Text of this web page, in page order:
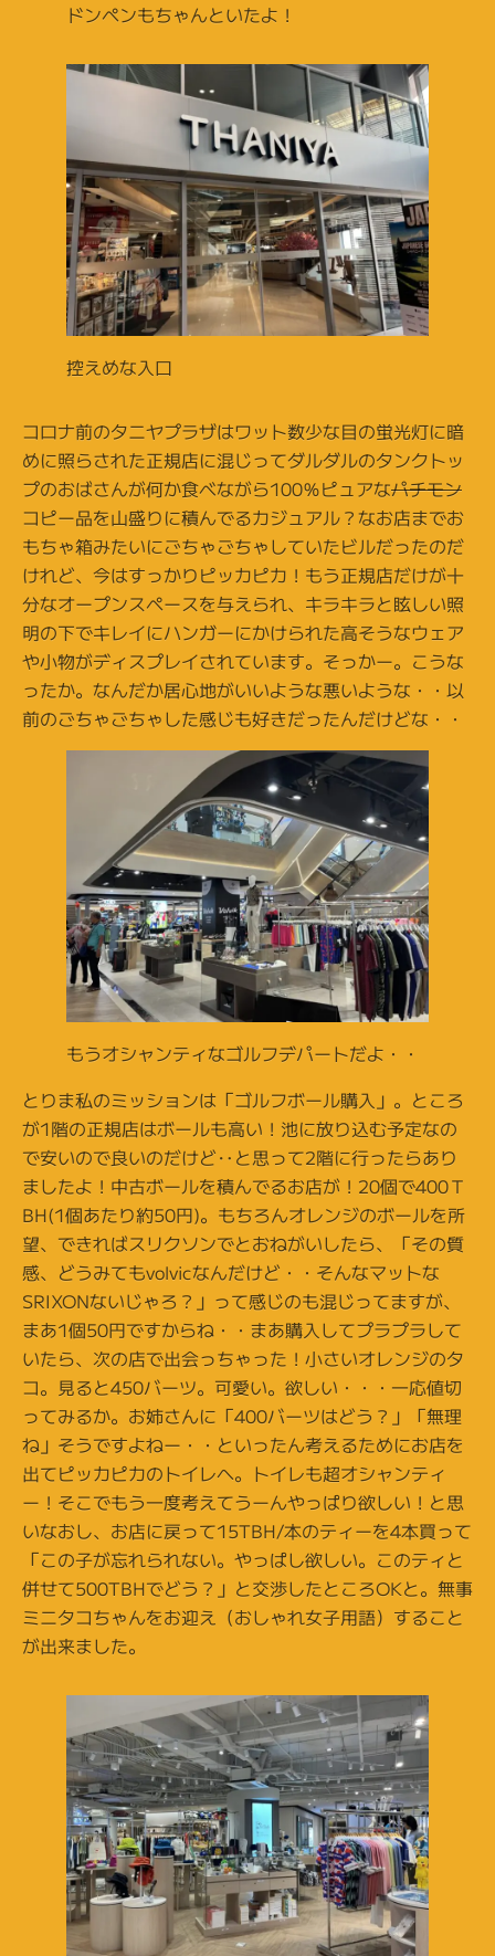
ドンペンもちゃんといたよ！
控えめな入口
コロナ前のタニヤプラザはワット数少な目の蛍光灯に暗
めに照らされた正規店に混じってダルダルのタンクトッ
プのおばさんが何か食べながら100％ピュアなパチモン
コピー品を山盛りに積んでるカジュアル？なお店までお
もちゃ箱みたいにごちゃごちゃしていたビルだったのだ
けれど、今はすっかりピッカピカ！もう正規店だけが十
分なオープンスペースを与えられ、キラキラと眩しい照
明の下でキレイにハンガーにかけられた高そうなウェア
や小物がディスプレイされています。そっかー。こうな
ったか。なんだか居心地がいいような悪いような・・以
前のごちゃごちゃした感じも好きだったんだけどな・・
もうオシャンティなゴルフデパートだよ・・
とりま私のミッションは「ゴルフボール購入」。ところ
が1階の正規店はボールも高い！池に放り込む予定なの
で安いので良いのだけど‥と思って2階に行ったらあり
ましたよ！中古ボールを積んでるお店が！20個で400Ｔ
BH(1個あたり約50円)。もちろんオレンジのボールを所
望、できればスリクソンでとおねがいしたら、「その質
感、どうみてもvolvicなんだけど・・そんなマットな
SRIXONないじゃろ？」って感じのも混じってますが、
まあ1個50円ですからね・・まあ購入してプラプラして
いたら、次の店で出会っちゃった！小さいオレンジのタ
コ。見ると450バーツ。可愛い。欲しい・・・一応値切
ってみるか。お姉さんに「400バーツはどう？」「無理
ね」そうですよねー・・といったん考えるためにお店を
出てピッカピカのトイレへ。トイレも超オシャンティ
ー！そこでもう一度考えてうーんやっぱり欲しい！と思
いなおし、お店に戻って15TBH/本のティーを4本買って
「この子が忘れられない。やっぱし欲しい。このティと
併せて500TBHでどう？」と交渉したところOKと。無事
ミニタコちゃんをお迎え（おしゃれ女子用語）すること
が出来ました。